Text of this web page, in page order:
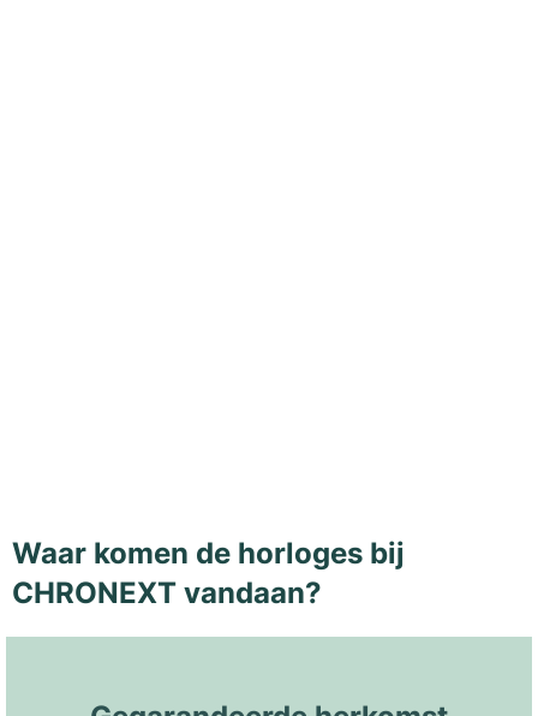
Waar komen de horloges bij
CHRONEXT vandaan?